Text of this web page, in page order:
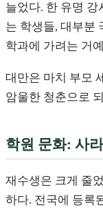
늘었다. 한 유명
는 학생들, 대부분
학과에 가려는 거
대만은 마치 부모
암울한 청춘으로
학원 문화: 사
재수생은 크게 줄
하다. 전국에 등록